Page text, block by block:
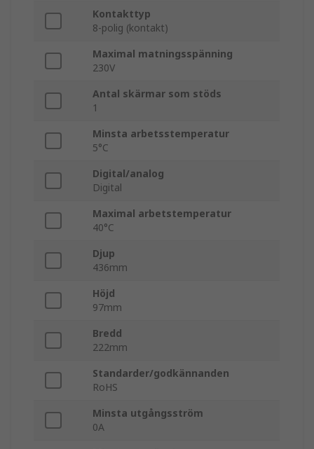
Kontakttyp
8-polig (kontakt)
Maximal matningsspänning
230V
Antal skärmar som stöds
1
Minsta arbetsstemperatur
5°C
Digital/analog
Digital
Maximal arbetstemperatur
40°C
Djup
436mm
Höjd
97mm
Bredd
222mm
Standarder/godkännanden
RoHS
Minsta utgångsström
0A